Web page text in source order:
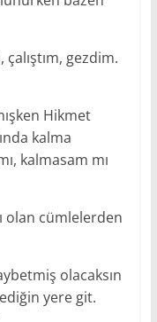
gezdim.
Hikmet
kalma
kalmasam mı
olan cümlelerden
olacaksın
yere git.